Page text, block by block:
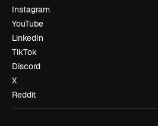
Instagram
YouTube
LinkedIn
TikTok
Discord
X
Reddit